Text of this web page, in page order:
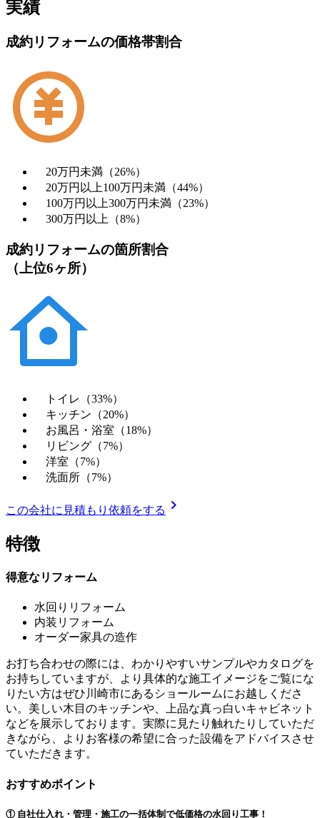
実績
成約リフォームの価格帯割合
20万円未満（26%）
20万円以上100万円未満（44%）
100万円以上300万円未満（23%）
300万円以上（8%）
成約リフォームの箇所割合
（上位6ヶ所）
トイレ（33%）
キッチン（20%）
お風呂・浴室（18%）
リビング（7%）
洋室（7%）
洗面所（7%）
この会社に見積もり依頼をする chevron_right
特徴
得意なリフォーム
水回りリフォーム
内装リフォーム
オーダー家具の造作
お打ち合わせの際には、わかりやすいサンプルやカタログを
お持ちしていますが、より具体的な施工イメージをご覧にな
りたい方はぜひ川崎市にあるショールームにお越しくださ
い。美しい木目のキッチンや、上品な真っ白いキャビネット
などを展示しております。実際に見たり触れたりしていただ
きながら、よりお客様の希望に合った設備をアドバイスさせ
ていただきます。
おすすめポイント
① 自社仕入れ・管理・施工の一括体制で低価格の水回り工事！